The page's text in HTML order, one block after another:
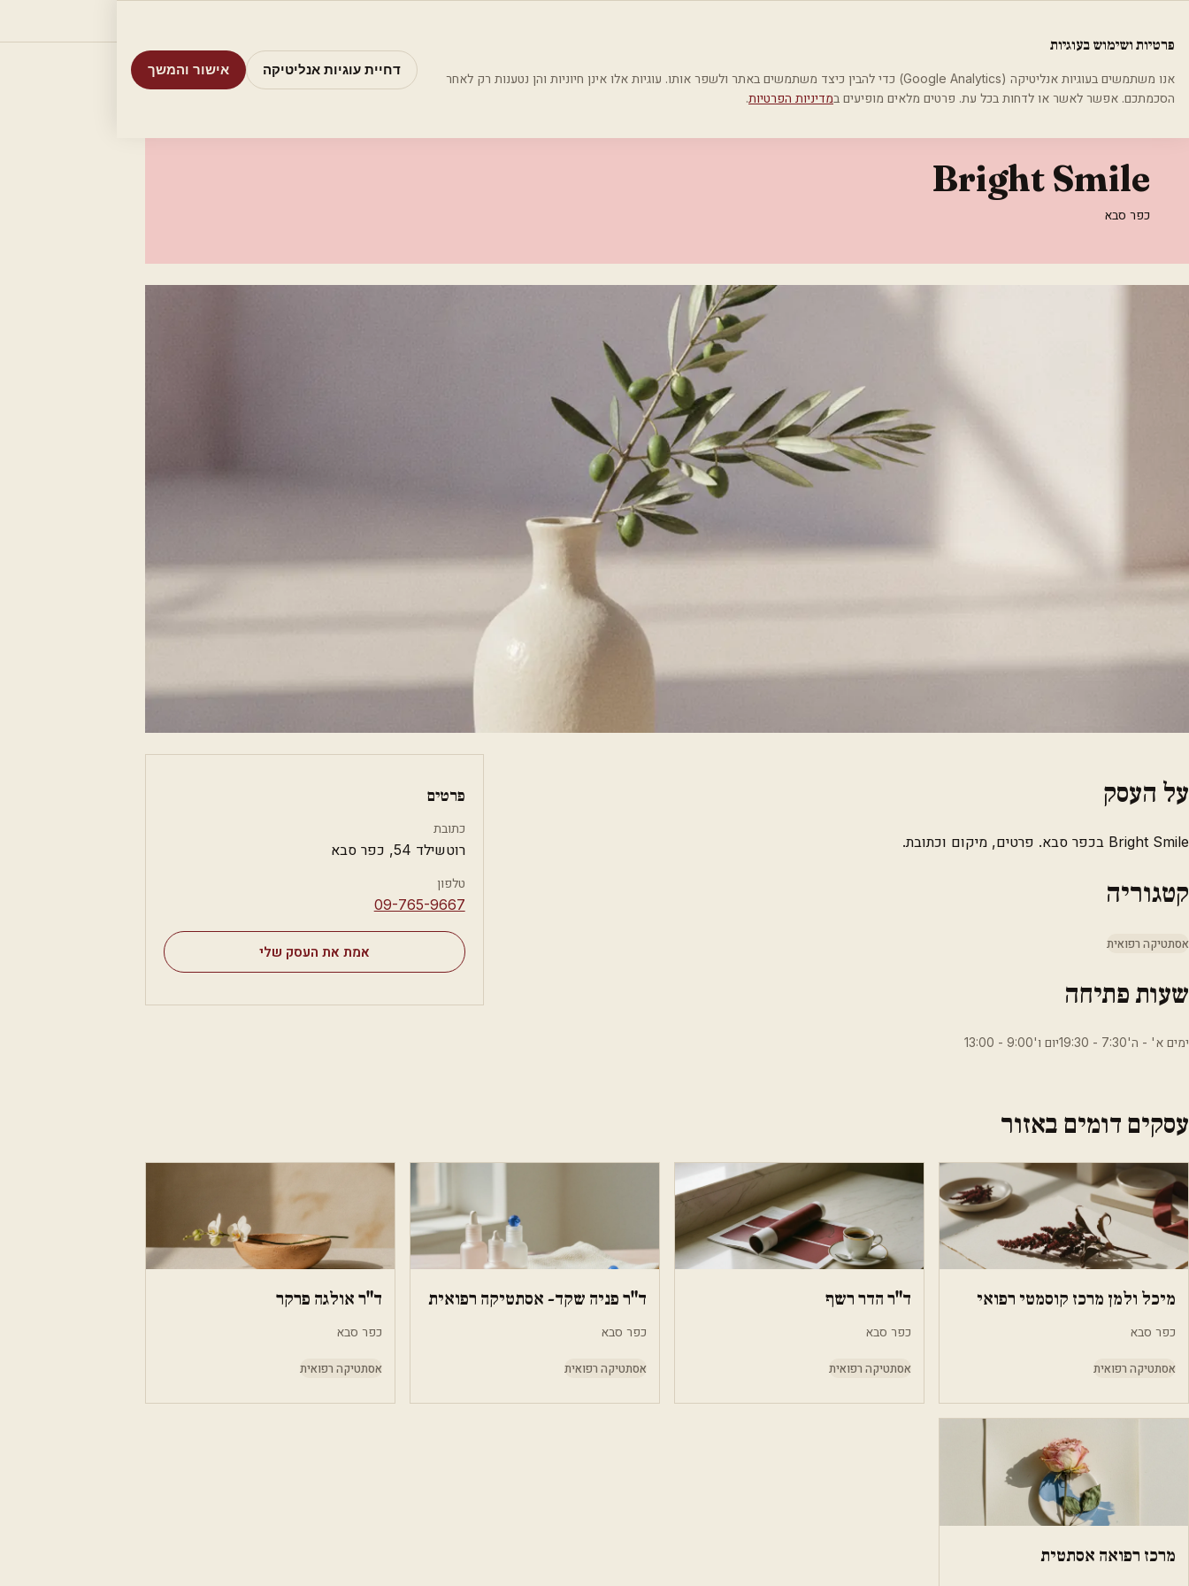
בית קטגוריות אסתטיקה רפואית
Bright Smile
כפר סבא
על העסק
Bright Smile בכפר סבא. פרטים, מיקום וכתובת.
קטגוריה
אסתטיקה רפואית
שעות פתיחה
ימים א' - ה'7:30 - 19:30יום ו'9:00 - 13:00
פרטים
כתובת
רוטשילד 54, כפר סבא
טלפון
⁦09-765-9667⁩
אמת את העסק שלי
עסקים דומים באזור
מיכל ולמן מרכז קוסמטי רפואי
כפר סבא
אסתטיקה רפואית
ד"ר הדר רשף
כפר סבא
אסתטיקה רפואית
ד"ר פניה שקד- אסתטיקה רפואית
כפר סבא
אסתטיקה רפואית
ד"ר אולגה פרקר
כפר סבא
אסתטיקה רפואית
מרכז רפואה אסתטית
פרטיות ושימוש בעוגיות
אנו משתמשים בעוגיות אנליטיקה (Google Analytics) כדי להבין כיצד משתמשים באתר ולשפר אותו. עוגיות אלו אינן חיוניות והן נטענות רק לאחר
הסכמתכם. אפשר לאשר או לדחות בכל עת. פרטים מלאים מופיעים במדיניות הפרטיות.
דחיית עוגיות אנליטיקה אישור והמשך